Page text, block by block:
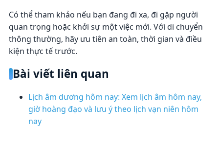
Có thể tham khảo nếu bạn đang đi xa, đi gặp người
quan trọng hoặc khởi sự một việc mới. Với di chuyển
thông thường, hãy ưu tiên an toàn, thời gian và điều
kiện thực tế trước.
Bài viết liên quan
Lịch âm dương hôm nay: Xem lịch âm hôm nay,
giờ hoàng đạo và lưu ý theo lịch vạn niên hôm
nay